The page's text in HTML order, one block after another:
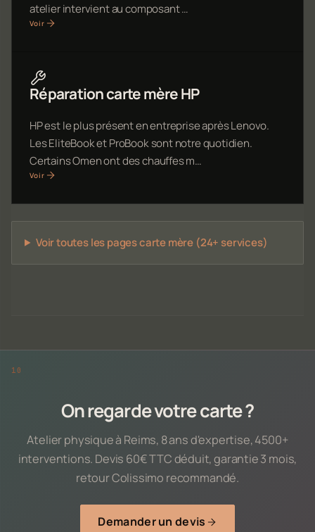
atelier intervient au composant …
Voir
Réparation carte mère HP
HP est le plus présent en entreprise après Lenovo.
Les EliteBook et ProBook sont notre quotidien.
Certains Omen ont des chauffes m…
Voir
Voir toutes les pages carte mère (24+ services)
On regarde votre carte ?
Atelier physique à Reims, 8 ans d'expertise, 4500+
interventions. Devis 60€ TTC déduit, garantie 3 mois,
retour Colissimo recommandé.
Demander un devis